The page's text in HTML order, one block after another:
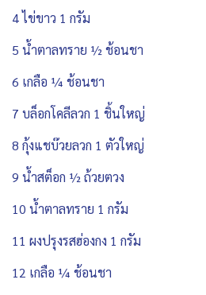
4 ไข่ขาว 1 กรัม
5 น้ำตาลทราย ½ ช้อนชา
6 เกลือ ¼ ช้อนชา
7 บล็อกโคลีลวก 1 ชิ้นใหญ่
8 กุ้งแชบ๊วยลวก 1 ตัวใหญ่
9 น้ำสต็อก ½ ถ้วยตวง
10 น้ำตาลทราย 1 กรัม
11 ผงปรุงรสฮ่องกง 1 กรัม
12 เกลือ ¼ ช้อนชา